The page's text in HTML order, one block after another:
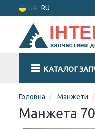
UA RU
КАТАЛОГ
Головна Манжети
Манжета